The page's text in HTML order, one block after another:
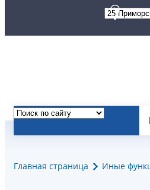
Главная страница Иные